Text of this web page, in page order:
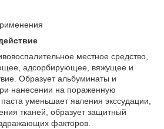
местное средство,
адсорбирующее, вяжущее и
Образует альбуминаты и
нанесении на пораженную
уменьшает явления экссудации,
тканей, образует защитный
факторов.